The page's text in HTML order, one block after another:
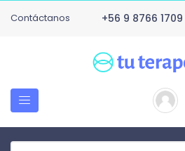
Contáctanos +56 9 8766 1709